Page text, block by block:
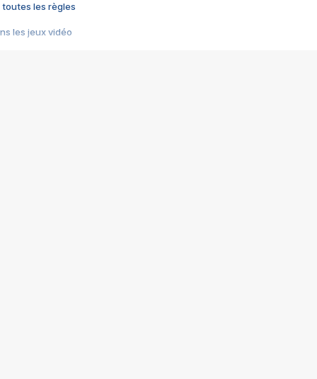
toutes les règles
les jeux vidéo